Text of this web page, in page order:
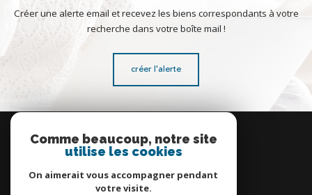
Créer une alerte email et recevez les biens correspondants à votre
recherche dans votre boîte mail !
créer l'alerte
connecter
espace propriétaire
Comme beaucoup, notre site
utilise les cookies
On aimerait vous accompagner pendant
votre visite.